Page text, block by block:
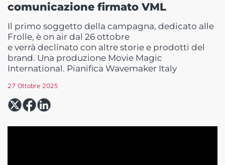
comunicazione firmato VML
Il primo soggetto della campagna, dedicato alle
Frolle, è on air dal 26 ottobre
e verrà declinato con altre storie e prodotti del
brand. Una produzione Movie Magic
International. Pianifica Wavemaker Italy
27 Ottobre 2025